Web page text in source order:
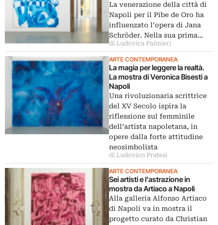
La venerazione della città di
Napoli per il Pibe de Oro ha
influenzato l’opera di Jana
Schröder. Nella sua prima…
di Ludovica Palmieri
ARTE CONTEMPORANEA
La magia per leggere la realtà.
La mostra di Veronica Bisesti a
Napoli
Una rivoluzionaria scrittrice
del XV Secolo ispira la
riflessione sul femminile
dell’artista napoletana, in
opere dalla forte attitudine
neosimbolista
di Ludovico Pratesi
ARTE CONTEMPORANEA
Sei artisti e l’astrazione in
mostra da Artiaco a Napoli
Alla galleria Alfonso Artiaco
di Napoli va in mostra il
progetto curato da Christian